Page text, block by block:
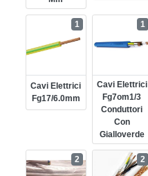
Cavi Elettrici
Fg17/6.0mm
1
Cavi Elettrici
Fg7om1/3
Conduttori
Con
Gialloverde
1
2 2